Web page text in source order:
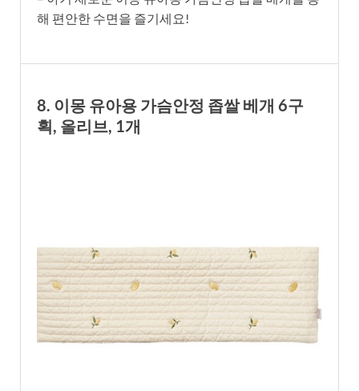
해 편안한 수면을 즐기세요!
8. 이몽 유아용 가슴안정 좁쌀 베개 6구
획, 올리브, 1개